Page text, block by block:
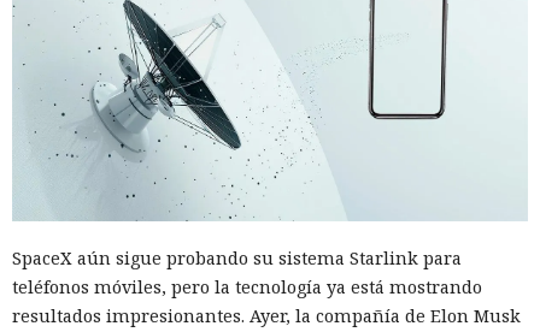
SpaceX aún sigue probando su sistema Starlink para
teléfonos móviles, pero la tecnología ya está mostrando
resultados impresionantes. Ayer, la compañía de Elon Musk